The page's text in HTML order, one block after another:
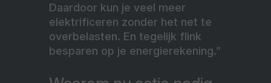
Daardoor kun je veel meer
elektrificeren zonder het net te
overbelasten. En tegelijk flink
besparen op je energierekening.”